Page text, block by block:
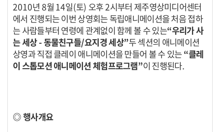
2010년8월14일(토) 오후2시부터 제주영상미디어센터
에서 진행되는 이번 상영회는 독립애니메이션을 처음 접하
는 사람들부터 연령에 관계없이 함께 볼 수 있는“우리가 사
는 세상-동물친구들/요지경 세상”두 섹션의 애니메이션
상영과 직접 클레이 애니메이션을 만들어 볼 수 있는“클레
이 스톱모션 애니메이션 체험프로그램”이 진행된다.
◎행사개요